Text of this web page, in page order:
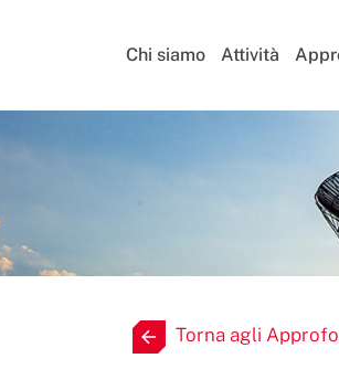
Chi siamo Attività
Torna agli